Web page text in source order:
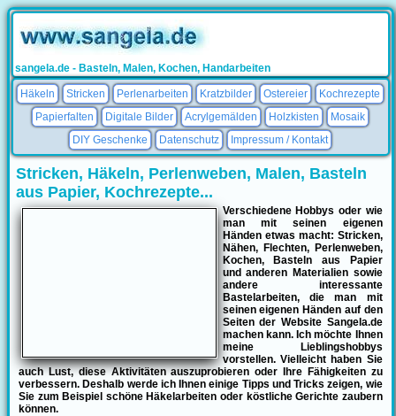
sangela.de - Basteln, Malen, Kochen, Handarbeiten
Häkeln Stricken Perlenarbeiten Kratzbilder Ostereier
Kochrezepte
Papierfalten
Digitale Bilder Acrylgemälden Holzkisten
Mosaik
DIY Geschenke
Datenschutz Impressum / Kontakt
Stricken, Häkeln, Perlenweben, Malen, Basteln
aus Papier, Kochrezepte...
Verschiedene Hobbys oder wie
man mit seinen eigenen
Händen etwas macht: Stricken,
Nähen, Flechten, Perlenweben,
Kochen, Basteln aus Papier
und anderen Materialien sowie
andere interessante
Bastelarbeiten, die man mit
seinen eigenen Händen auf den
Seiten der Website Sangela.de
machen kann. Ich möchte Ihnen
meine Lieblingshobbys
vorstellen. Vielleicht haben Sie
auch Lust, diese Aktivitäten auszuprobieren oder Ihre Fähigkeiten zu
verbessern. Deshalb werde ich Ihnen einige Tipps und Tricks zeigen, wie
Sie zum Beispiel schöne Häkelarbeiten oder köstliche Gerichte zaubern
können.